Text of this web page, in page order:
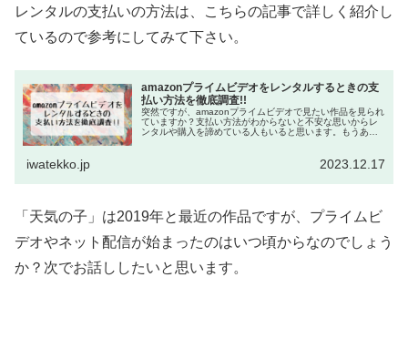
レンタルの支払いの方法は、こちらの記事で詳しく紹介し
ているので参考にしてみて下さい。
amazonプライムビデオをレンタルするときの支
払い方法を徹底調査!!
突然ですが、amazonプライムビデオで見たい作品を見られ
ていますか？支払い方法がわからないと不安な思いからレ
ンタルや購入を諦めている人もいると思います。もうあき
iwatekko.jp 2023.12.17
「天気の子」は2019年と最近の作品ですが、プライムビ
デオやネット配信が始まったのはいつ頃からなのでしょう
か？次でお話ししたいと思います。